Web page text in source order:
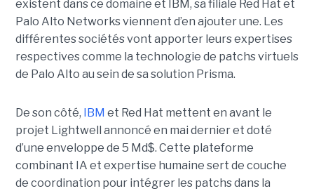
existent dans ce domaine et IBM, sa filiale Red Hat et
Palo Alto Networks viennent d’en ajouter une. Les
différentes sociétés vont apporter leurs expertises
respectives comme la technologie de patchs virtuels
de Palo Alto au sein de sa solution Prisma.
De son côté, IBM et Red Hat mettent en avant le
projet Lightwell annoncé en mai dernier et doté
d’une enveloppe de 5 Md$. Cette plateforme
combinant IA et expertise humaine sert de couche
de coordination pour intégrer les patchs dans la